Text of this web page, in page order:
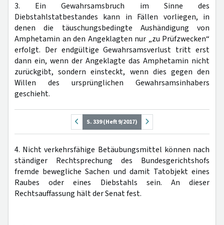
3. Ein Gewahrsamsbruch im Sinne des
Diebstahlstatbestandes kann in Fällen vorliegen, in
denen die täuschungsbedingte Aushändigung von
Amphetamin an den Angeklagten nur „zu Prüfzwecken“
erfolgt. Der endgültige Gewahrsamsverlust tritt erst
dann ein, wenn der Angeklagte das Amphetamin nicht
zurückgibt, sondern einsteckt, wenn dies gegen den
Willen des ursprünglichen Gewahrsamsinhabers
geschieht.
S. 339 (Heft 9/2017)
4. Nicht verkehrsfähige Betäubungsmittel können nach
ständiger Rechtsprechung des Bundesgerichtshofs
fremde bewegliche Sachen und damit Tatobjekt eines
Raubes oder eines Diebstahls sein. An dieser
Rechtsauffassung hält der Senat fest.